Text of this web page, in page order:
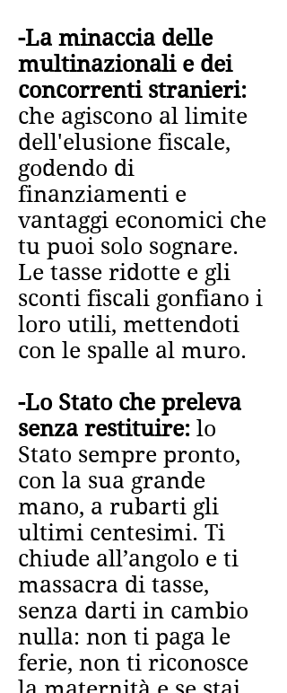
-La minaccia delle
multinazionali e dei
concorrenti stranieri:
che agiscono al limite
dell'elusione fiscale,
godendo di
finanziamenti e
vantaggi economici che
tu puoi solo sognare.
Le tasse ridotte e gli
sconti fiscali gonfiano i
loro utili, mettendoti
con le spalle al muro.
-Lo Stato che preleva
senza restituire: lo
Stato sempre pronto,
con la sua grande
mano, a rubarti gli
ultimi centesimi. Ti
chiude all’angolo e ti
massacra di tasse,
senza darti in cambio
nulla: non ti paga le
ferie, non ti riconosce